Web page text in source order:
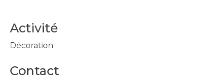
Activité
Décoration
Contact